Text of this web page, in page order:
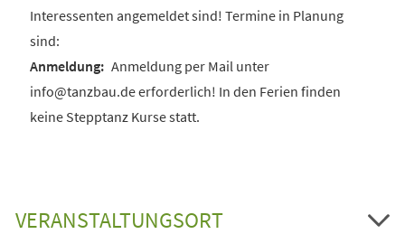
Interessenten angemeldet sind! Termine in Planung
sind:
Anmeldung per Mail unter
info@tanzbau.de erforderlich! In den Ferien finden
keine Stepptanz Kurse statt.
VERANSTALTUNGSORT